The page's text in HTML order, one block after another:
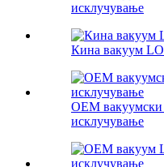
исклучување
Кина вакуум
OEM
исклучување